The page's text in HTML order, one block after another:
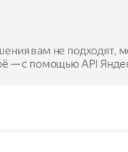
вам не подходят,
— с помощью API